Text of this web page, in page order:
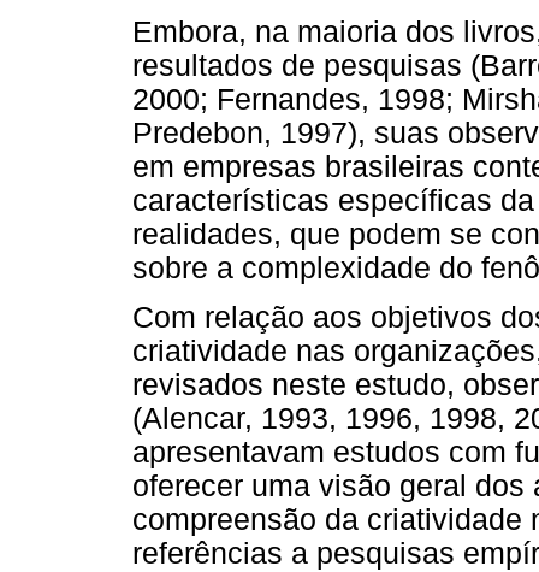
Embora, na maioria dos
resultados de pesquisas
2000; Fernandes, 1998;
Predebon, 1997), suas
em empresas brasileiras
características específicas
realidades, que podem se
sobre a complexidade do
Com relação aos objetivos
criatividade nas
revisados neste estudo,
(Alencar, 1993, 1996, 1998,
apresentavam estudos com
oferecer uma visão geral
compreensão da criatividade
referências a pesquisas